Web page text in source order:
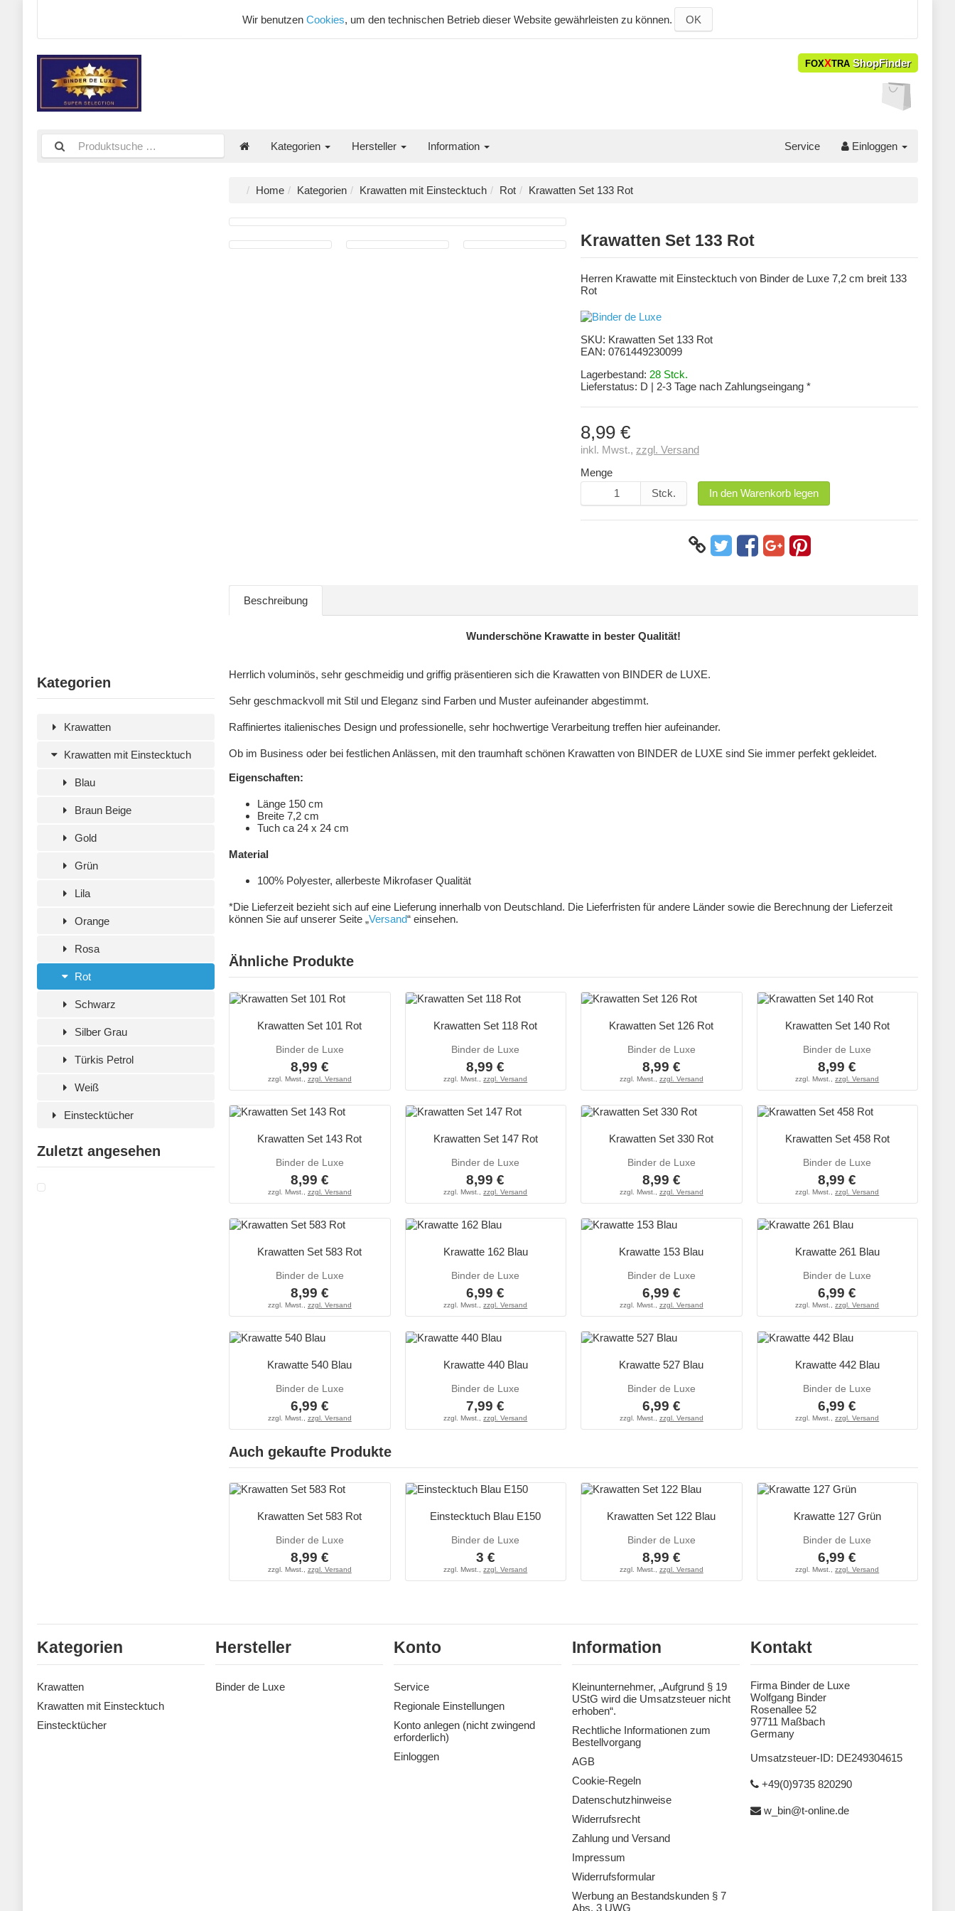
Wir benutzen Cookies, um den technischen Betrieb dieser Website gewährleisten zu können. OK
FOXXTRA ShopFinder
Kategorien Hersteller Information Service Einloggen
Kategorien
Krawatten
Krawatten mit Einstecktuch
Blau
Braun Beige
Gold
Grün
Lila
Orange
Rosa
Rot
Schwarz
Silber Grau
Türkis Petrol
Weiß
Einstecktücher
Zuletzt angesehen
Home Kategorien Krawatten mit Einstecktuch Rot Krawatten Set 133 Rot
Krawatten Set 133 Rot
Herren Krawatte mit Einstecktuch von Binder de Luxe 7,2 cm breit 133
Rot
SKU: Krawatten Set 133 Rot
EAN: 0761449230099
Lagerbestand: 28 Stck.
Lieferstatus: D | 2-3 Tage nach Zahlungseingang *
8,99 €
inkl. Mwst., zzgl. Versand
Menge
Stck.
In den Warenkorb legen
Beschreibung
Wunderschöne Krawatte in bester Qualität!
Herrlich voluminös, sehr geschmeidig und griffig präsentieren sich die Krawatten von BINDER de LUXE.
Sehr geschmackvoll mit Stil und Eleganz sind Farben und Muster aufeinander abgestimmt.
Raffiniertes italienisches Design und professionelle, sehr hochwertige Verarbeitung treffen hier aufeinander.
Ob im Business oder bei festlichen Anlässen, mit den traumhaft schönen Krawatten von BINDER de LUXE sind Sie immer perfekt gekleidet.
Eigenschaften:
Länge 150 cm
Breite 7,2 cm
Tuch ca 24 x 24 cm
Material
100% Polyester, allerbeste Mikrofaser Qualität
*Die Lieferzeit bezieht sich auf eine Lieferung innerhalb von Deutschland. Die Lieferfristen für andere Länder sowie die Berechnung der Lieferzeit
können Sie auf unserer Seite „Versand“ einsehen.
Ähnliche Produkte
Krawatten Set 101 Rot
Binder de Luxe
8,99 €
zzgl. Mwst., zzgl. Versand
Krawatten Set 118 Rot
Binder de Luxe
8,99 €
zzgl. Mwst.,zzgl. Versand
Krawatten Set 126 Rot
Binder de Luxe
8,99 €
zzgl. Mwst., zzgl. Versand
Krawatten Set 140 Rot
Binder de Luxe
8,99 €
zzgl. Mwst.,zzgl. Versand
Krawatten Set 143 Rot
Binder de Luxe
8,99 €
zzgl. Mwst., zzgl. Versand
Krawatten Set 147 Rot
Binder de Luxe
8,99 €
zzgl. Mwst.,zzgl. Versand
Krawatten Set 330 Rot
Binder de Luxe
8,99 €
zzgl. Mwst., zzgl. Versand
Krawatten Set 458 Rot
Binder de Luxe
8,99 €
zzgl. Mwst.,zzgl. Versand
Krawatten Set 583 Rot
Binder de Luxe
8,99 €
zzgl. Mwst., zzgl. Versand
Krawatte 162 Blau
Binder de Luxe
6,99 €
zzgl. Mwst.,zzgl. Versand
Krawatte 153 Blau
Binder de Luxe
6,99 €
zzgl. Mwst., zzgl. Versand
Krawatte 261 Blau
Binder de Luxe
6,99 €
zzgl. Mwst.,zzgl. Versand
Krawatte 540 Blau
Binder de Luxe
6,99 €
zzgl. Mwst., zzgl. Versand
Krawatte 440 Blau
Binder de Luxe
7,99 €
zzgl. Mwst.,zzgl. Versand
Krawatte 527 Blau
Binder de Luxe
6,99 €
zzgl. Mwst., zzgl. Versand
Krawatte 442 Blau
Binder de Luxe
6,99 €
zzgl. Mwst.,zzgl. Versand
Auch gekaufte Produkte
Krawatten Set 583 Rot
Binder de Luxe
8,99 €
zzgl. Mwst., zzgl. Versand
Einstecktuch Blau E150
Binder de Luxe
3 €
zzgl. Mwst.,zzgl. Versand
Krawatten Set 122 Blau
Binder de Luxe
8,99 €
zzgl. Mwst., zzgl. Versand
Krawatte 127 Grün
Binder de Luxe
6,99 €
zzgl. Mwst.,zzgl. Versand
Kategorien
Krawatten
Krawatten mit Einstecktuch
Einstecktücher
Hersteller
Binder de Luxe
Konto
Service
Regionale Einstellungen
Konto anlegen (nicht zwingend
erforderlich)
Einloggen
Information
Kleinunternehmer, „Aufgrund § 19
UStG wird die Umsatzsteuer nicht
erhoben“.
Rechtliche Informationen zum
Bestellvorgang
AGB
Cookie-Regeln
Datenschutzhinweise
Widerrufsrecht
Zahlung und Versand
Impressum
Widerrufsformular
Werbung an Bestandskunden § 7
Abs. 3 UWG
Kontakt
Firma Binder de Luxe
Wolfgang Binder
Rosenallee 52
97711 Maßbach
Germany
Umsatzsteuer-ID: DE249304615
+49(0)9735 820290
w_bin@t-online.de